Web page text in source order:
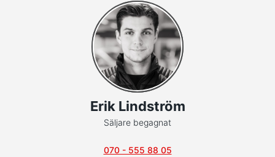
Erik Lindström
Säljare begagnat
070 - 555 88 05